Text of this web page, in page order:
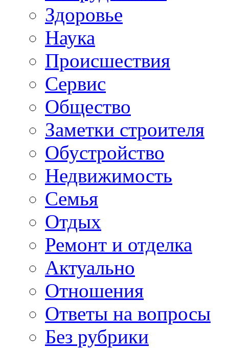
Здоровье
Наука
Происшествия
Сервис
Общество
Заметки строителя
Обустройство
Недвижимость
Семья
Отдых
Ремонт и отделка
Актуально
Отношения
Ответы на вопросы
Без рубрики